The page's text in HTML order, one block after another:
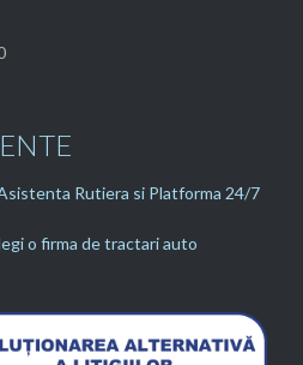
Rutiera si Platforma 24/7
o firma de tractari auto